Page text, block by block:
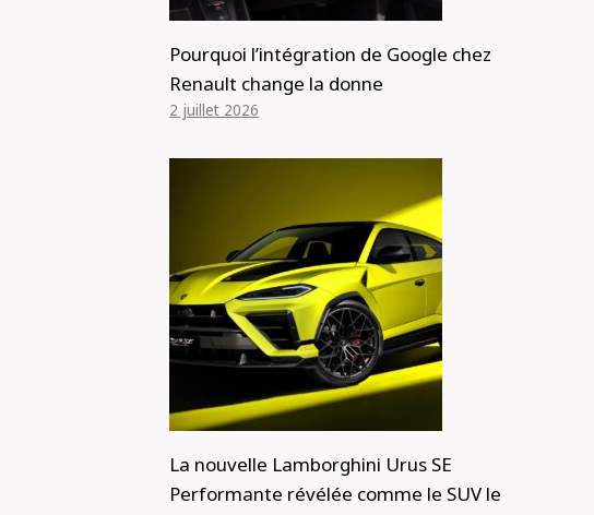
Pourquoi l’intégration de Google chez
Renault change la donne
2 juillet 2026
La nouvelle Lamborghini Urus SE
Performante révélée comme le SUV le